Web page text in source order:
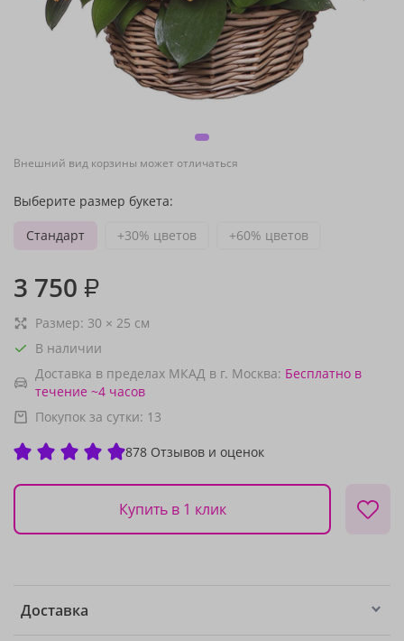
Внешний вид корзины может отличаться
Выберите размер букета:
Стандарт
+30% цветов +60% цветов
3 750 ₽
Размер: 30 × 25 см
В наличии
Доставка в пределах МКАД в г. Москва: Бесплатно в
течение ~4 часов
Покупок за сутки: 13
878 Отзывов и оценок
Купить в 1 клик
Доставка